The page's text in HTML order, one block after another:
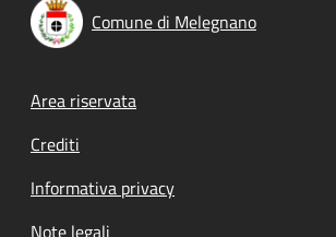
Comune di Melegnano
Footer menu
Area riservata
Crediti
Informativa privacy
Note legali